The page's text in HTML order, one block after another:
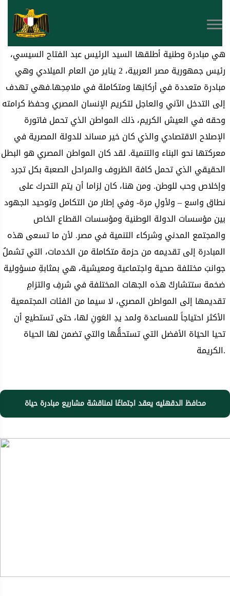
هي مبادرة وطنية أطلقها السيد الرئيس عبد الفتاح السيسي،
رئيس جمهورية مصر العربية، 2 يناير من العام الميلادي وهي
مبادرة متعددة في أركانِها ومتكاملة في ملامِحِها.فهي تهدف
إلى التدخل الآني والعاجل لتكريم الإنسان المصري وحفظ كرامته
وحقه في العيش الكريم، ذلك المواطن الذي تحمل فاتورة
الإصلاح الاقتصادي والذي كان خير مساند للدولة المصرية في
معركتها نحو البناء والتنمية. لقد كان المواطن المصري هو البطل
الحقيقي الذي تحمل كافة الظروف والمراحل الصعبة بكل تجرد
وإخلاص وحب للوطن. ومن هنا، كان لِزاما أن يتم التحرك على
نطاق واسع – ولأولِ مرة- وفي إطار من التكامل وتوحيد الجهود
بين مؤسسات الدولة الوطنية ومؤسسات القطاع الخاص
والمجتمع المدني وشركاء التنمية في مصر. لأن ما تسعى هذه
المبادرة إلى تقديمه من حزمة متكاملة من الخدمات، التي تشملُ
جوانبَ مختلفة صحية واجتماعية ومعيشية، هي بمثابةِ مسؤولية
ضخمة ستتشاركُ هذه الجهات المختلفة في شرفِ والتزامِ
تقديمها إلى المواطن المصري، لا سيما من الفئات المجتمعية
الأكثر احتياجاً للمساعدة ولمد يدِ العَونِ لها، حتى تستطيع أن
تحيا الحيَاة الأفضل التي تستحقُّها والتي تضمن لها الحياة
الكريمة.
محافظ الدقهليه يعقد اجتماعًا لمناقشة مشاريع مبادرة حياة